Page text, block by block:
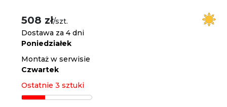
508 zł/szt.
Dostawa za 4 dni
Poniedziałek
Montaż w serwisie
Czwartek
Ostatnie 3 sztuki